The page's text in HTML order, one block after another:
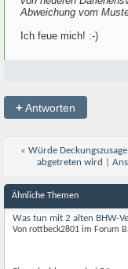
Abweichung vom
Ich feue mich! :-)
+Antworten
« Würde
abgetreten wird
Ähnliche Themen
Was tun mit 2 alten BHW-
Von rottbeck2801 im Forum